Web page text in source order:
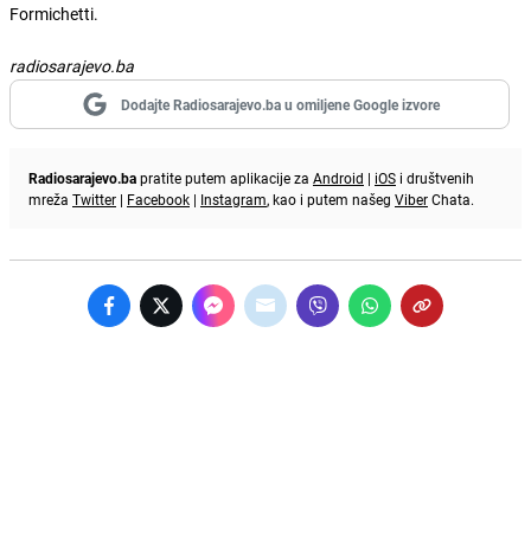
Formichetti.
radiosarajevo.ba
Dodajte Radiosarajevo.ba u omiljene Google izvore
Radiosarajevo.bapratite putem aplikacije za Android | iOS i društvenih
mreža Twitter | Facebook | Instagram, kao i putem našeg ViberChata.